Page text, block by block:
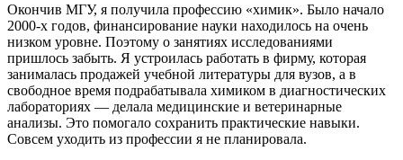
Окончив МГУ, я получила профессию «химик». Было начало
2000-х годов, финансирование науки находилось на очень
низком уровне. Поэтому о занятиях исследованиями
пришлось забыть. Я устроилась работать в фирму, которая
занималась продажей учебной литературы для вузов, а в
свободное время подрабатывала химиком в диагностических
лабораториях — делала медицинские и ветеринарные
анализы. Это помогало сохранить практические навыки.
Совсем уходить из профессии я не планировала.